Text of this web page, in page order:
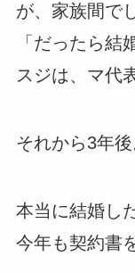
が、家族間で
「だったら結
スジは、マ代
それから3年後
本当に結婚し
今年も契約書